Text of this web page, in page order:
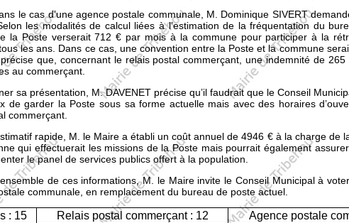
le cas d’une agence postale communale, M. Dominique SIVERT
les modalités de calcul liées à l’estimation de la fréquentation du
la Poste verserait 712 € par mois à la commune pour participer à la
les ans. Dans ce cas, une convention entre la Poste et la commune
précise que, concernant le relais postal commerçant, une indemnité de
au commerçant.
sa présentation, M. DAVENET précise qu’il faudrait que le Conseil
de garder la Poste sous sa forme actuelle mais avec des horaires
commerçant.
rapide, M. le Maire a établi un coût annuel de 4946 € à la charge
qui effectuerait les missions de la Poste mais pourrait également
le panel de services publics offert à la population.
de ces informations, M. le Maire invite le Conseil Municipal à
communale, en remplacement du bureau de poste actuel.
: 15 Relais postal commerçant : 12 Agence postale